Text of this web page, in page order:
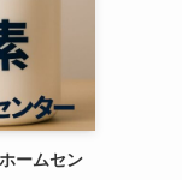
ームセン